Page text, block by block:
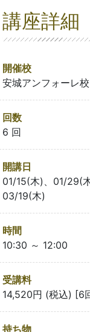
講座詳細
開催校
安城アンフォーレ校
回数
6 回
開講日
01/15(木)、01/29(
03/19(木)
時間
10:30 ～ 12:00
受講料
14,520円 (税込) [6
持ち物